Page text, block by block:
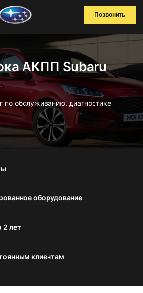
Позвонить
АКПП Subaru
по обслуживанию, диагностике
оборудование
2 лет
клиентам